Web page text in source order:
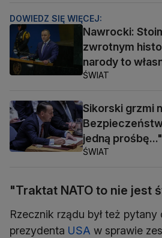
DOWIEDZ SIĘ WIĘCEJ:
Nawrocki:
zwrotnym
narody to
ŚWIAT
Sikorski grzmi
jedną prośbę..."
ŚWIAT
"Traktat NATO to nie jest
Rzecznik rządu był też
prezydenta USA w sprawie